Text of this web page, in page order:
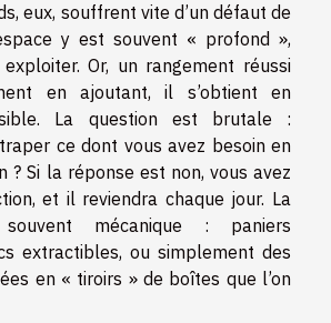
eux, souffrent vite d’un défaut de
y est souvent « profond »,
Or, un rangement réussi
en ajoutant, il s’obtient en
La question est brutale :
ce dont vous avez besoin en
? Si la réponse est non, vous avez
et il reviendra chaque jour. La
mécanique : paniers
extractibles, ou simplement des
en « tiroirs » de boîtes que l’on